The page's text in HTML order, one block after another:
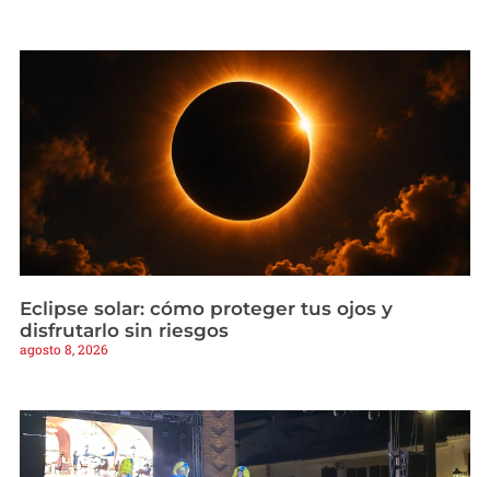
Eclipse solar: cómo proteger tus ojos y
disfrutarlo sin riesgos
agosto 8, 2026